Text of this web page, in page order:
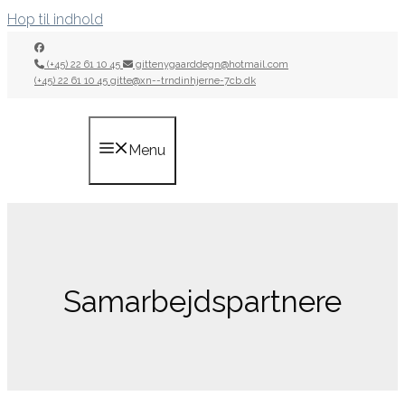
Hop til indhold
(+45) 22 61 10 45
gittenygaarddegn@hotmail.com
(+45) 22 61 10 45 gitte@xn--trndinhjerne-7cb.dk
Menu
Samarbejdspartnere